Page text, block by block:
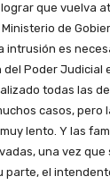
que vuelva
de
intrusión es
Poder Judicial
todas las
casos, pero
lento. Y las
una vez que
parte, el